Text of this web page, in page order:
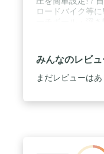
ロードバイク等
みんなのレビュ
まだレビューは